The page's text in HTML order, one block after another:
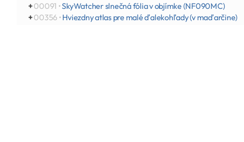
+00091 •SkyWatcher slnečná fólia v objímke (NF090MC)
+00356 • Hviezdny atlas pre malé ďalekohľady (v maďarčine)